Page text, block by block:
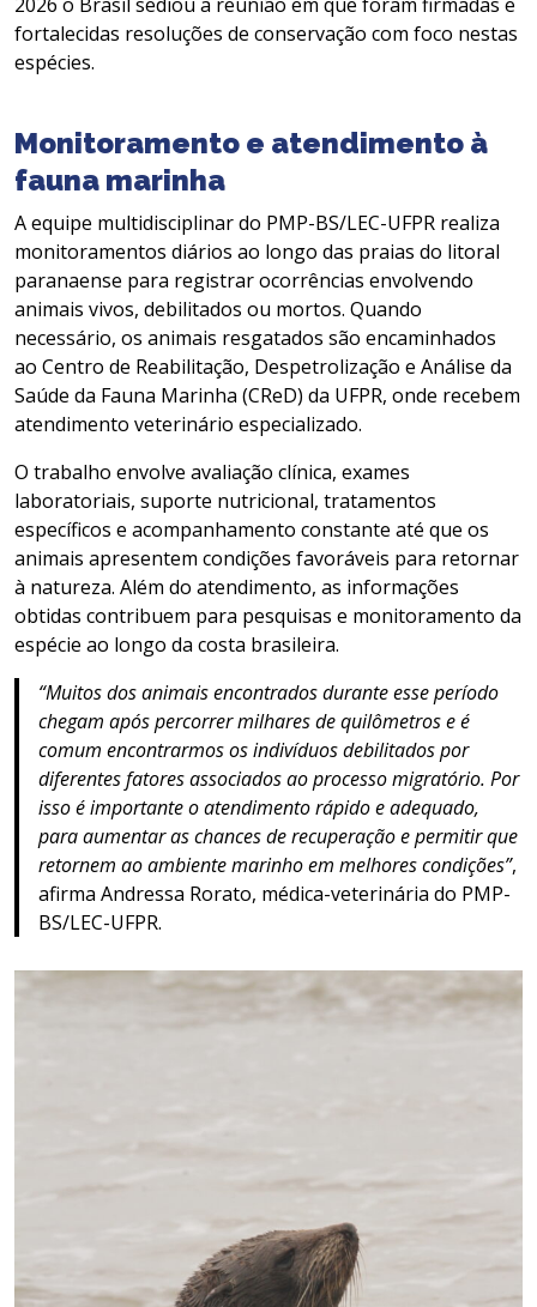
fortalecidas resoluções de conservação com foco nestas
espécies.
Monitoramento e atendimento à
fauna marinha
A equipe multidisciplinar do PMP-BS/LEC-UFPR realiza
monitoramentos diários ao longo das praias do litoral
paranaense para registrar ocorrências envolvendo
animais vivos, debilitados ou mortos. Quando
necessário, os animais resgatados são encaminhados
ao Centro de Reabilitação, Despetrolização e Análise da
Saúde da Fauna Marinha (CReD) da UFPR, onde recebem
atendimento veterinário especializado.
O trabalho envolve avaliação clínica, exames
laboratoriais, suporte nutricional, tratamentos
específicos e acompanhamento constante até que os
animais apresentem condições favoráveis para retornar
à natureza. Além do atendimento, as informações
obtidas contribuem para pesquisas e monitoramento da
espécie ao longo da costa brasileira.
“Muitos dos animais encontrados durante esse período
chegam após percorrer milhares de quilômetros e é
comum encontrarmos os indivíduos debilitados por
diferentes fatores associados ao processo migratório. Por
isso é importante o atendimento rápido e adequado,
para aumentar as chances de recuperação e permitir que
retornem ao ambiente marinho em melhores condições”,
afirma Andressa Rorato, médica-veterinária do PMP-
BS/LEC-UFPR.